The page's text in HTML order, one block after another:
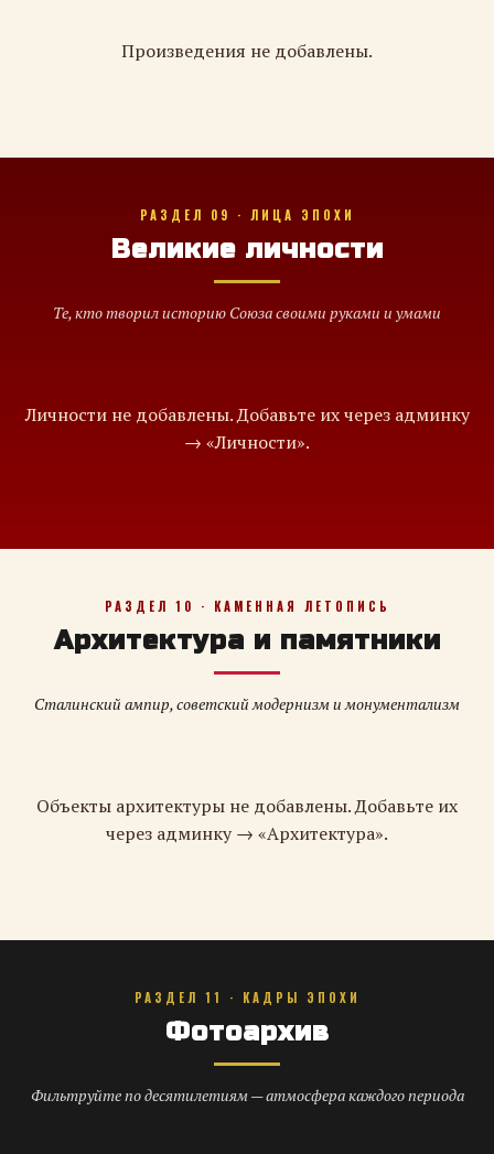
Произведения не добавлены.
РАЗДЕЛ 09 · ЛИЦА ЭПОХИ
Великие личности
Те, кто творил историю Союза своими руками и умами
Личности не добавлены. Добавьте их через админку
→ «Личности».
РАЗДЕЛ 10 · КАМЕННАЯ ЛЕТОПИСЬ
Архитектура и памятники
Сталинский ампир, советский модернизм и монументализм
Объекты архитектуры не добавлены. Добавьте их
через админку → «Архитектура».
РАЗДЕЛ 11 · КАДРЫ ЭПОХИ
Фотоархив
Фильтруйте по десятилетиям — атмосфера каждого периода